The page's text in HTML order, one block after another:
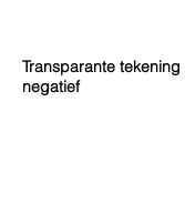
Transparante
negatief